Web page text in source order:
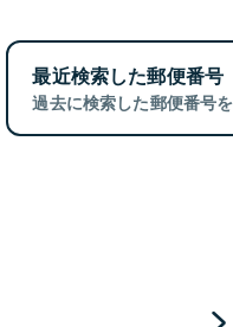
最近検索した郵便番号
過去に検索した郵便番号